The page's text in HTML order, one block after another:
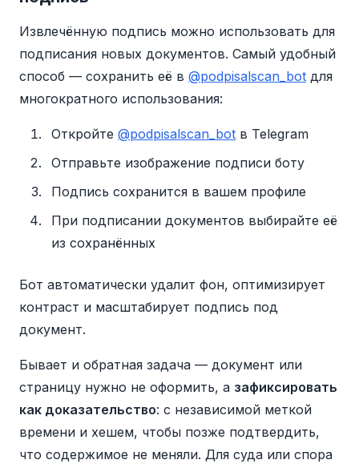
Извлечённую подпись можно использовать для
подписания новых документов. Самый удобный
способ — сохранить её в @podpisalscan_bot для
многократного использования:
Откройте @podpisalscan_bot в Telegram
Отправьте изображение подписи боту
Подпись сохранится в вашем профиле
При подписании документов выбирайте её
из сохранённых
Бот автоматически удалит фон, оптимизирует
контраст и масштабирует подпись под
документ.
Бывает и обратная задача — документ или
страницу нужно не оформить, а зафиксировать
как доказательство: с независимой меткой
времени и хешем, чтобы позже подтвердить,
что содержимое не меняли. Для суда или спора